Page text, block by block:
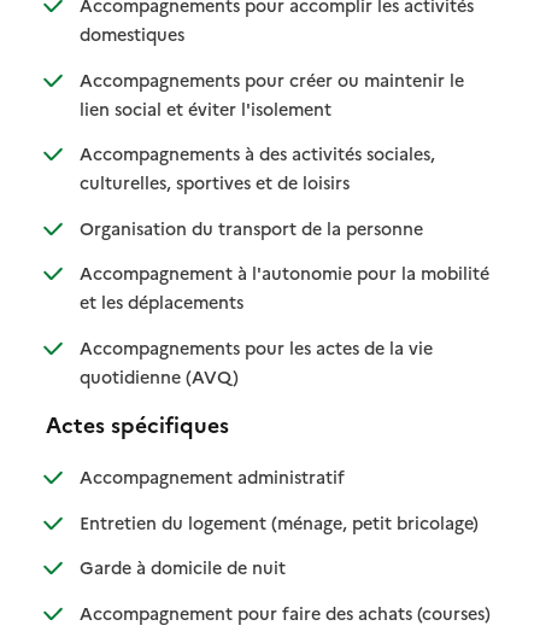
Accompagnements pour accomplir les activités
domestiques: disponible
: non disponible
Accompagnements pour créer ou maintenir le
lien social et éviter l'isolement: disponible
: non disponible
Accompagnements à des activités sociales,
culturelles, sportives et de loisirs: disponible
: non disponible
Organisation du transport de la personne: disponible
: non disponible
Accompagnement à l'autonomie pour la mobilité
et les déplacements: disponible
: non disponible
Accompagnements pour les actes de la vie
quotidienne (AVQ): disponible
: non disponible
Actes spécifiques
Accompagnement administratif: disponible
: non disponible
Entretien du logement (ménage, petit bricolage): disponible
: non
Garde à domicile de nuit: disponible
: non disponible
Accompagnement pour faire des achats (courses)
:
: non